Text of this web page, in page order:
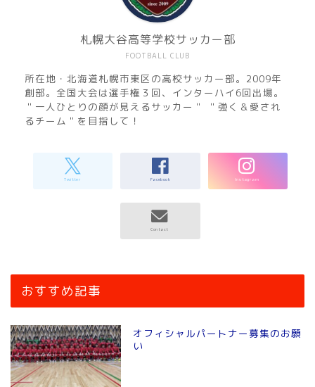
FOOTBALL CLUB
札幌大谷高等学校サッカー部
所在地・北海道札幌市東区の高校サッカー部。2009年
創部。全国大会は選手権３回、インターハイ6回出場。
＂一人ひとりの顔が見えるサッカー＂ ＂強く＆愛され
るチーム＂を目指して！
おすすめ記事
オフィシャルパートナー募集のお願
い